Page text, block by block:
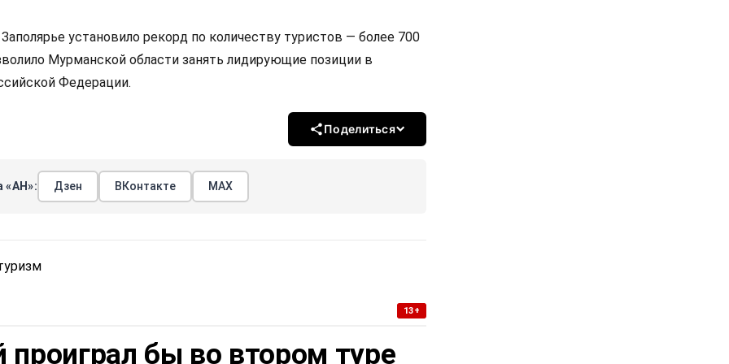
установило рекорд по количеству туристов — более 700
Мурманской области занять лидирующие позиции в
Федерации.
Поделиться
«АН»: Дзен ВКонтакте МАХ
13+
проиграл бы во втором туре